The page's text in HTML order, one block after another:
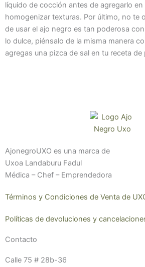
líquido de cocción antes de agregarlo
homogenizar texturas. Por último, no te
de usar el ajo negro es tan poderosa
lo dulce, piénsalo de la misma manera
agregas una pizca de sal en tu receta de
AjonegroUXO es una marca de
Uxoa Landaburu Fadul
Médica – Chef – Emprendedora
Términos y Condiciones de Venta de
Políticas de devoluciones y
Contacto
Calle 75 # 28b-36